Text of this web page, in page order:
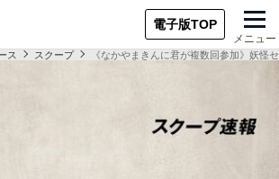
電子版TOP
メニュー
ス スクープ 《なかやまきんに君が複数回参加》妖